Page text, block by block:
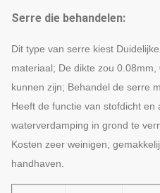
Serre die behandelen:
Dit type van serre kiest
materiaal; De dikte zou
kunnen zijn; Behandel de serre
Heeft de functie van stofdicht en
waterverdamping in grond te
Kosten zeer weinigen,
handhaven.